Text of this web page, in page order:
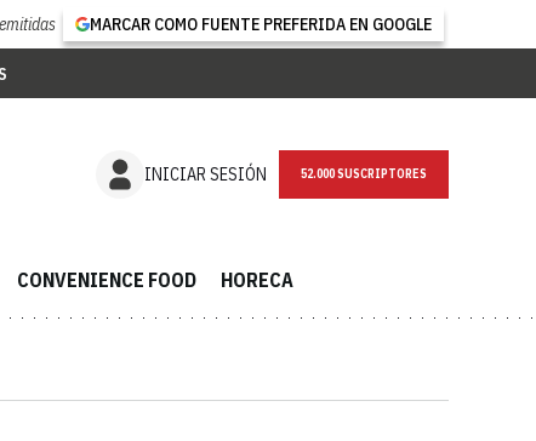
MARCAR COMO FUENTE PREFERIDA EN GOOGLE
INICIAR SESIÓN NEWSLETTER
CONVENIENCE FOOD HORECA